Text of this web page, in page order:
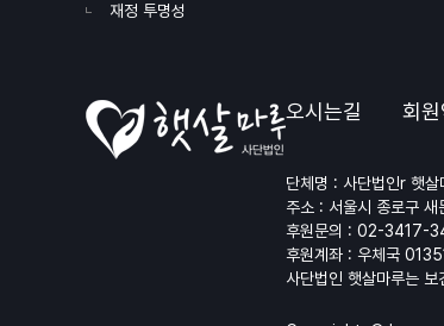
재정 투명성
오시는길 회
단체명 : 사단법인r 햇
주소 : 서울시 종로구
후원문의 : 02-3417-
후원계좌 : 우체국
사단법인 햇살마루는